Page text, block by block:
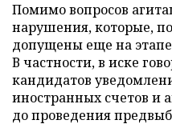
Помимо вопросов
нарушения, которые,
допущены еще на
В частности, в иске
кандидатов
иностранных счетов и
до проведения